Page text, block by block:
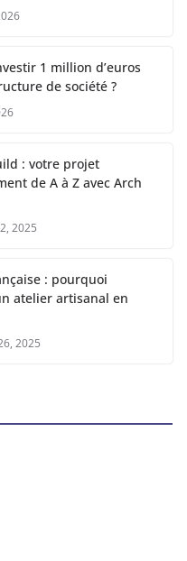
1 million d’euros
de société ?
: votre projet
de A à Z avec Arch
2025
: pourquoi
atelier artisanal en
2025